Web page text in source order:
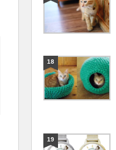
18
19